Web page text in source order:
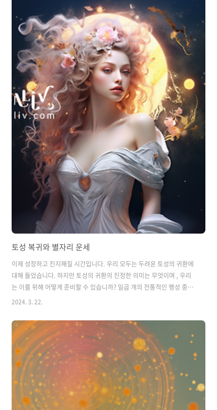
있는 영감 2024년 4월의 주요 점성술 테마 이번 달은 우리 자신과 세상을
위해 더 높은 비전을 제시하는 능력에 계속 집중하면서 더 이상 오래된
상처로 인한 유발 요인에 반응하지 않는 달입니다. 우리는 여전히 더 ..
토성 복귀와 별자리 운세
이제 성장하고 진지해질 시간입니다. 우리 모두는 두려운 토성의 귀환에
대해 들었습니다. 하지만 토성의 귀환의 진정한 의미는 무엇이며 , 우리
는 이를 위해 어떻게 준비할 수 있습니까? 일곱 개의 전통적인 행성 중에
서 토성은 여전히 ​​육안으로 볼 수 있는 태양으로부터 가장 멀리 떨어져
에서 약 한 달을 보내지만, 토성은 다음 별자리로 이동하기 전에 약 2년
반 동안 한 황도대 별자리에 머무르는 데 시간이 걸립니다. 하지만 지금
당장 알아야 할 것은 토성이 황도대 바퀴 주위를 한 바퀴 도는 데 대략 29
년이 걸린다는 것입니다. 이는 우리가 첫 번째 토성 귀환을 경험하는 대
략적인 나이입니다. 결과적으로 두 번째는 약 59세에 발생합니다...
2024. 3. 22.